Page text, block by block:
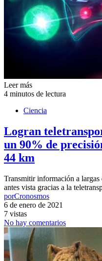
Leer más
4 minutos de lectura
Ciencia
Logran
un 90% de
44 km
Transmitir información a
antes vista gracias a la
porCronosmos
6 de enero de 2021
7 vistas
No hay comentarios